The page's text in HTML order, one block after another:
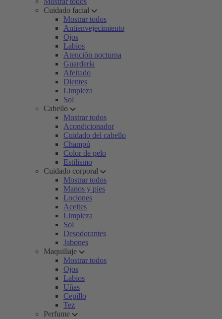
Cuidado facial
Mostrar todos
Antienvejecimiento
Ojos
Labios
Atención nocturna
Guardería
Afeitado
Dientes
Limpieza
Sol
Cabello
Mostrar todos
Acondicionador
Cuidado del cabello
Champú
Color de pelo
Estilismo
Cuidado corporal
Mostrar todos
Manos y pies
Lociones
Aceites
Limpieza
Sol
Desodorantes
Jabones
Maquillaje
Mostrar todos
Ojos
Labios
Uñas
Cepillo
Tez
Perfume